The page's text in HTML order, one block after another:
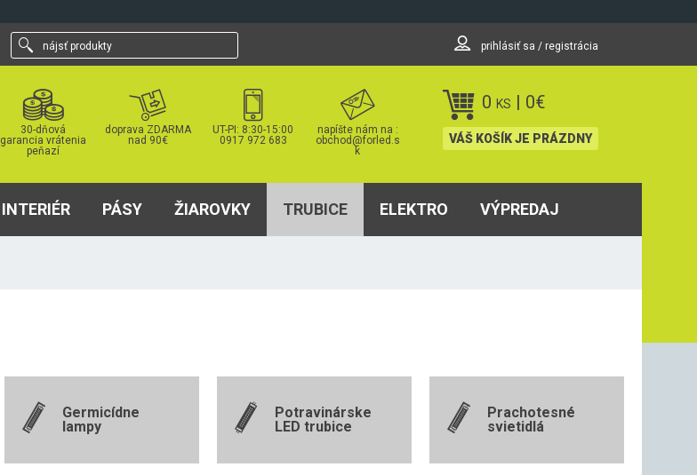
nájsť
produkty
prihlásiť sa / registrácia
30-dňová
garancia vrátenia
peňazí
doprava ZDARMA
nad 90€
UT-PI: 8:30-15:00
0917 972 683
napíšte nám na :
obchod@forled.s
k
0 KS | 0€
VÁŠ KOŠÍK JE PRÁZDNY
INTERIÉR PÁSY ŽIAROVKY TRUBICE ELEKTRO VÝPREDAJ
Germicídne
lampy
Potravinárske
LED trubice
Prachotesné
svietidlá